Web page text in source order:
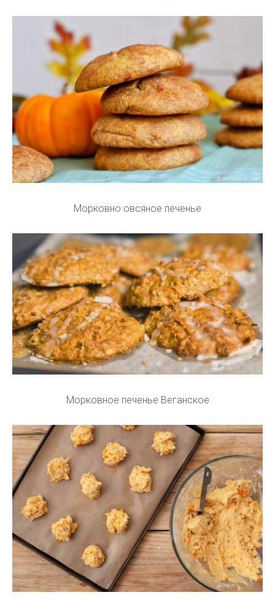
Морковно овсяное печенье
Морковное печенье Веганское